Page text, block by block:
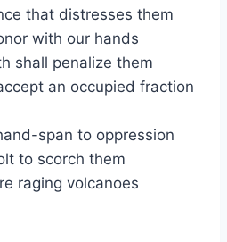
that distresses them
with our hands
shall penalize them
an occupied fraction
span to oppression
to scorch them
raging volcanoes